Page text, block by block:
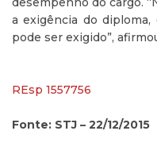
a exigência do
pode ser exigido”,
REsp 1557756
Fonte: STJ – 22/12/2015